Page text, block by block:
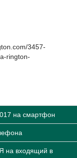
3457-
rington-
на смартфон
на входящий в